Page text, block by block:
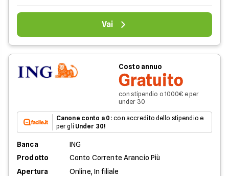
Vai
Costo annuo
Gratuito
con stipendio o 1000€ e per
under 30
Canone conto a 0 : con accredito dello stipendio e
per gli Under 30!
Banca
ING
Prodotto
Conto Corrente Arancio Più
Apertura
Online, In filiale